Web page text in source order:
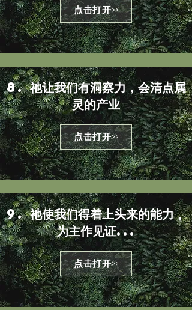
点击打开>>
8. 祂让我们有洞察力，会清点属
灵的产业
点击打开>>
9. 祂使我们得着上头来的能力，
为主作见证...
点击打开>>